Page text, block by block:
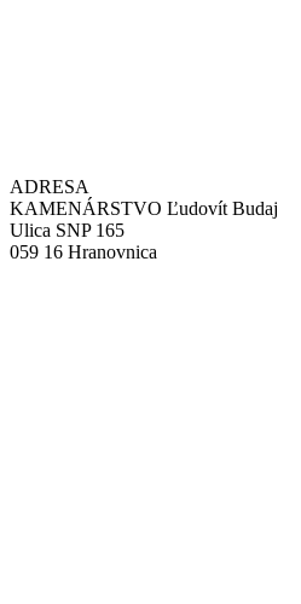
ADRESA
KAMENÁRSTVO Ľudovít Budaj
Ulica SNP 165
059 16 Hranovnica